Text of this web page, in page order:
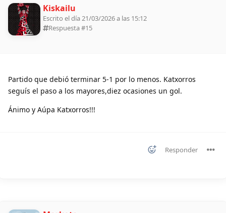
Kiskailu
Escrito el día 21/03/2026 a las 15:12
Respuesta #15
Partido que debió terminar 5-1 por lo menos. Katxorros
seguís el paso a los mayores,diez ocasiones un gol.
Ánimo y Aúpa Katxorros!!!
Responder